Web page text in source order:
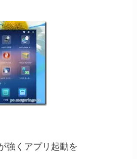
強くアプリ起動を